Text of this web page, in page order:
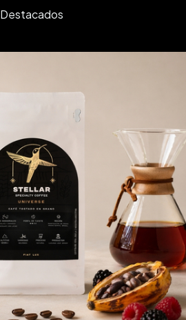
Destacados